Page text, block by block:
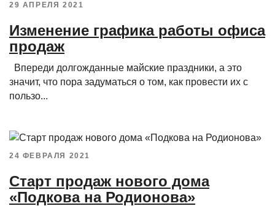
29 АПРЕЛЯ 2021
Изменение графика работы офиса
продаж
Впереди долгожданные майские праздники, а это
значит, что пора задуматься о том, как провести их с
пользо...
24 ФЕВРАЛЯ 2021
Старт продаж нового дома
«Подкова на Родионова»